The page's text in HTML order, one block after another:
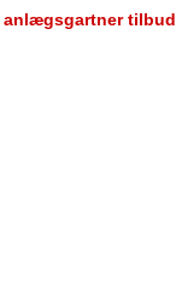
anlægsgartner tilbud